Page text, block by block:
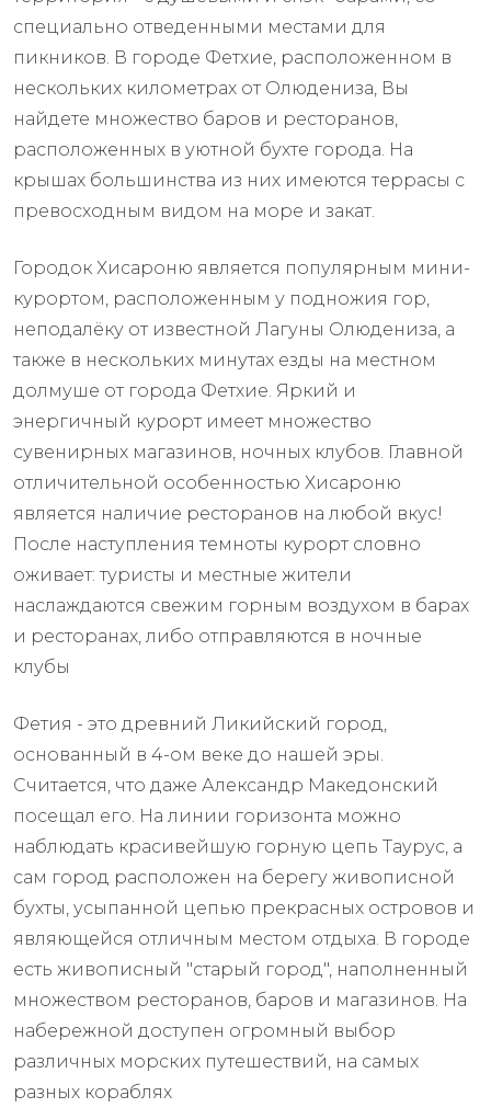
специально отведенными местами для
пикников. В городе Фетхие, расположенном в
нескольких километрах от Олюдениза, Вы
найдете множество баров и ресторанов,
расположенных в уютной бухте города. На
крышах большинства из них имеются террасы с
превосходным видом на море и закат.
Городок Хисароню является популярным мини-
курортом, расположенным у подножия гор,
неподалёку от известной Лагуны Олюдениза, а
также в нескольких минутах езды на местном
долмуше от города Фетхие. Яркий и
энергичный курорт имеет множество
сувенирных магазинов, ночных клубов. Главной
отличительной особенностью Хисароню
является наличие ресторанов на любой вкус!
После наступления темноты курорт словно
оживает: туристы и местные жители
наслаждаются свежим горным воздухом в барах
и ресторанах, либо отправляются в ночные
клубы
Фетия - это древний Ликийский город,
основанный в 4-ом веке до нашей эры.
Считается, что даже Александр Македонский
посещал его. На линии горизонта можно
наблюдать красивейшую горную цепь Таурус, а
сам город расположен на берегу живописной
бухты, усыпанной цепью прекрасных островов и
являющейся отличным местом отдыха. В городе
есть живописный "старый город", наполненный
множеством ресторанов, баров и магазинов. На
набережной доступен огромный выбор
различных морских путешествий, на самых
разных кораблях